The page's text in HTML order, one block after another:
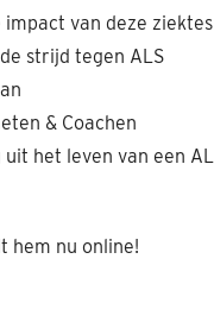
van deze
strijd tegen ALS
& Coachen
het leven van een
hem nu online!